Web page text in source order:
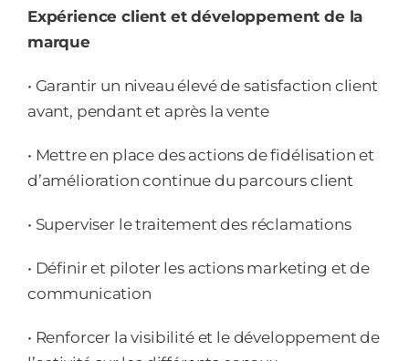
Expérience client et développement de la
marque
• Garantir un niveau élevé de satisfaction client
avant, pendant et après la vente
• Mettre en place des actions de fidélisation et
d’amélioration continue du parcours client
• Superviser le traitement des réclamations
• Définir et piloter les actions marketing et de
communication
• Renforcer la visibilité et le développement de